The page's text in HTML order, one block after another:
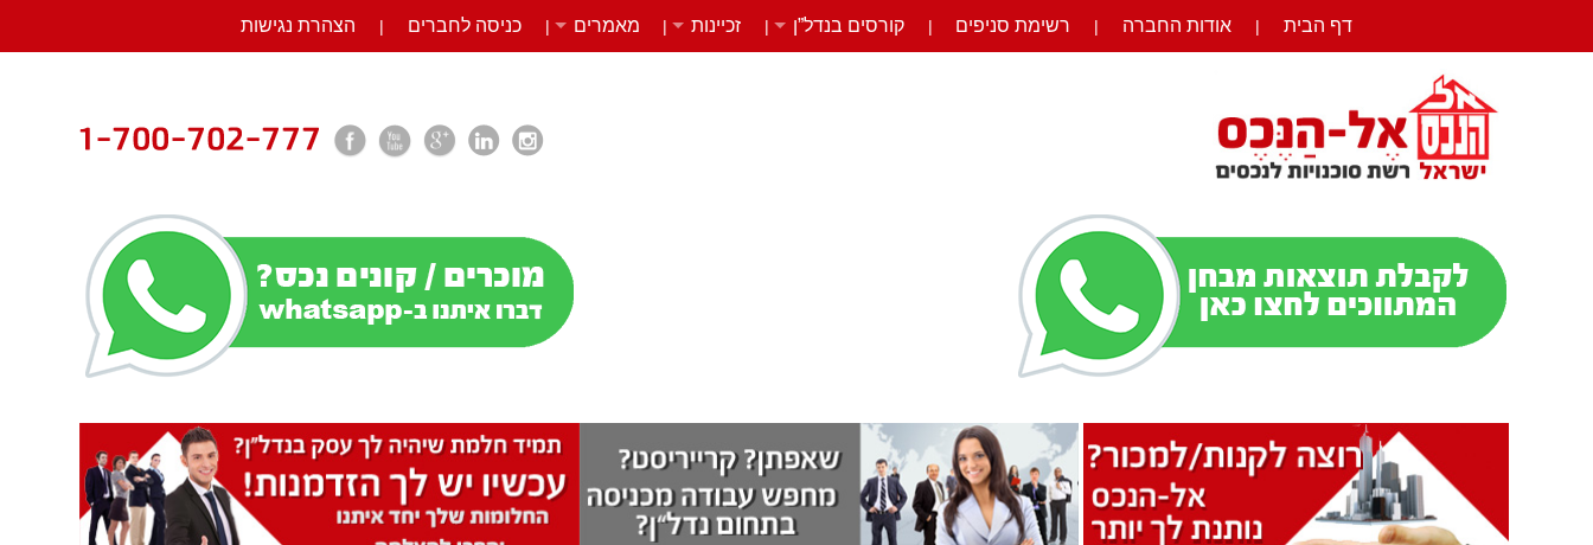
דף הבית | אודות החברה | רשימת סניפים | קורסים בנדל”ן | זכיינות | מאמרים | כניסה לחברים | הצהרת נגישות